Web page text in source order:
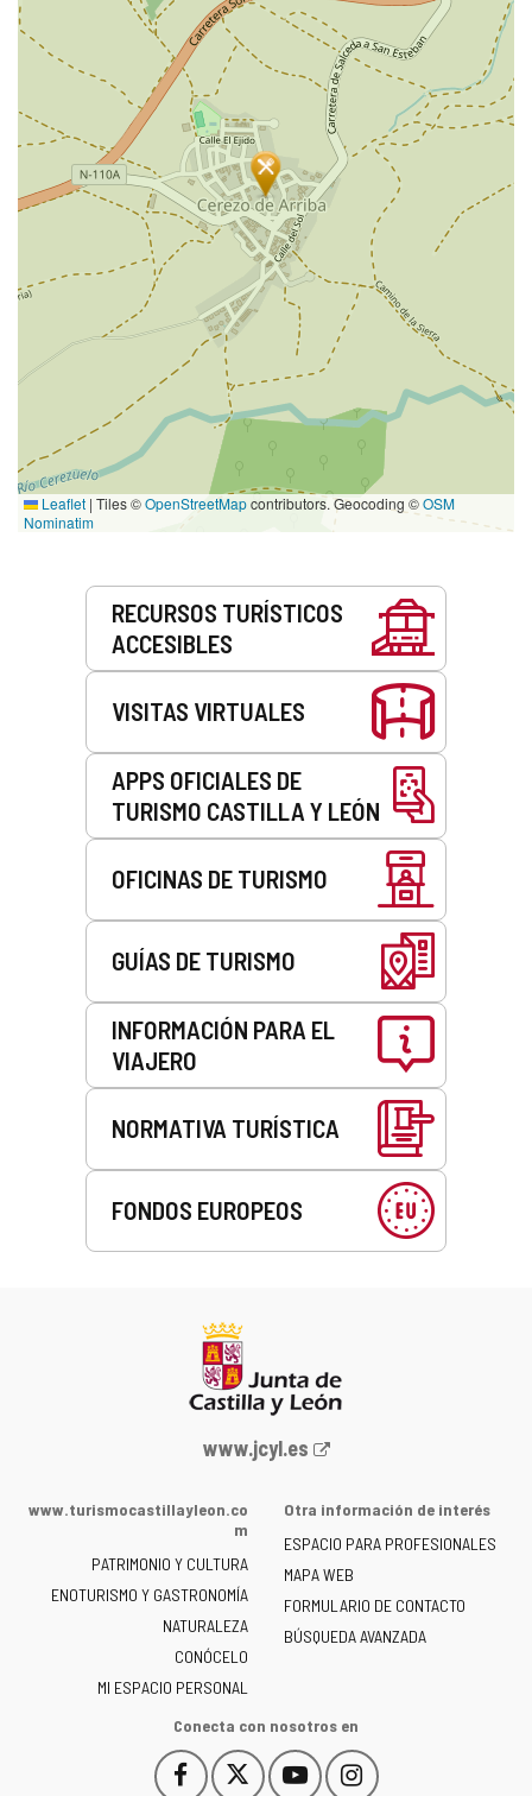
Leaflet | Tiles ©OpenStreetMapcontributors. Geocoding ©OSM
Nominatim
RECURSOS TURÍSTICOS
ACCESIBLES
VISITAS VIRTUALES
APPS OFICIALES DE
TURISMO CASTILLA Y LEÓN
OFICINAS DE TURISMO
GUÍAS DE TURISMO
INFORMACIÓN PARA EL
VIAJERO
NORMATIVA TURÍSTICA
FONDOS EUROPEOS
Portal
la
de
Castilla
y
León
-
www.jcyl.es
www.turismocastillayleon.co
m
PATRIMONIO Y CULTURA
ENOTURISMO Y GASTRONOMÍA
NATURALEZA
CONÓCELO
MI ESPACIO PERSONAL
Otra información de interés
ESPACIO PARA PROFESIONALES
MAPA WEB
FORMULARIO DE CONTACTO
BÚSQUEDA AVANZADA
Conecta con nosotros en
Facebook
Este Este
YouTube
Este
Instagram
Este